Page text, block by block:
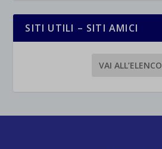
SITI UTILI – SITI AMICI
VAI ALL’ELENCO